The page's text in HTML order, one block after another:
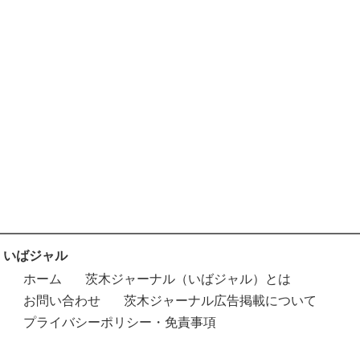
いばジャル
ホーム
茨木ジャーナル（いばジャル）とは
お問い合わせ
茨木ジャーナル広告掲載について
プライバシーポリシー・免責事項